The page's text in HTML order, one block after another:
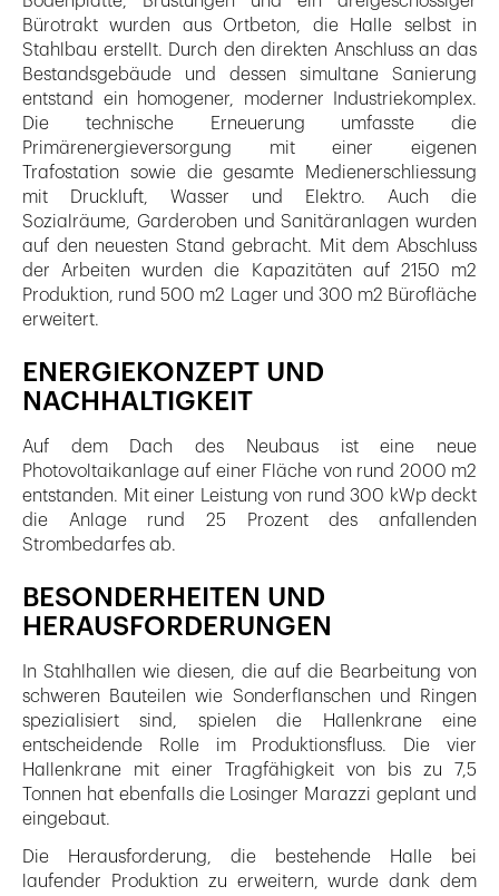
Bürotrakt wurden aus Ortbeton, die Halle selbst in
Stahlbau erstellt. Durch den direkten Anschluss an das
Bestandsgebäude und dessen simultane Sanierung
entstand ein homogener, moderner Industriekomplex.
Die technische Erneuerung umfasste die
Primärenergieversorgung mit einer eigenen
Trafostation sowie die gesamte Medienerschliessung
mit Druckluft, Wasser und Elektro. Auch die
Sozialräume, Garderoben und Sanitäranlagen wurden
auf den neuesten Stand gebracht. Mit dem Abschluss
der Arbeiten wurden die Kapazitäten auf 2150 m2
Produktion, rund 500 m2 Lager und 300 m2 Bürofläche
erweitert.
ENERGIEKONZEPT UND
NACHHALTIGKEIT
Auf dem Dach des Neubaus ist eine neue
Photovoltaikanlage auf einer Fläche von rund 2000 m2
entstanden. Mit einer Leistung von rund 300 kWp deckt
die Anlage rund 25 Prozent des anfallenden
Strombedarfes ab.
BESONDERHEITEN UND
HERAUSFORDERUNGEN
In Stahlhallen wie diesen, die auf die Bearbeitung von
schweren Bauteilen wie Sonderflanschen und Ringen
spezialisiert sind, spielen die Hallenkrane eine
entscheidende Rolle im Produktionsfluss. Die vier
Hallenkrane mit einer Tragfähigkeit von bis zu 7,5
Tonnen hat ebenfalls die Losinger Marazzi geplant und
eingebaut.
Die Herausforderung, die bestehende Halle bei
laufender Produktion zu erweitern, wurde dank dem